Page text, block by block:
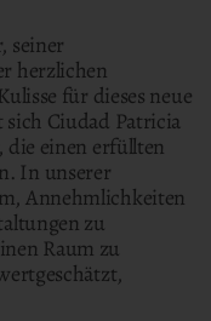
seiner
herzlichen
für dieses neue
Ciudad Patricia
einen erfüllten
In unserer
Annehmlichkeiten
zu
Raum zu